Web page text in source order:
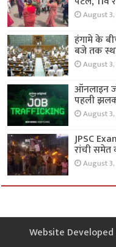
August
हंगामे के
बजे तक
August
ऑनलाइन
पहली
August
JPSC
रांची समेत
August
Website